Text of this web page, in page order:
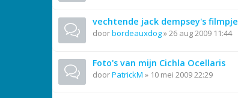
vechtende jack dempsey's filmpje
doorbordeauxdog»26 aug 2009 11:44
Foto's van mijn Cichla Ocellaris
doorPatrickM » 10 mei 2009 22:29